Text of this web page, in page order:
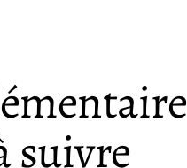
suivre